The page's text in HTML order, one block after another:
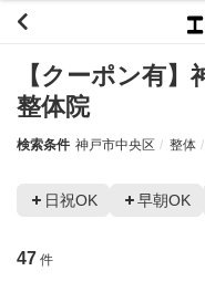
【クーポン有
整体院
検索条件 神戸市中央区 整体
日祝OK 早朝OK
47 件